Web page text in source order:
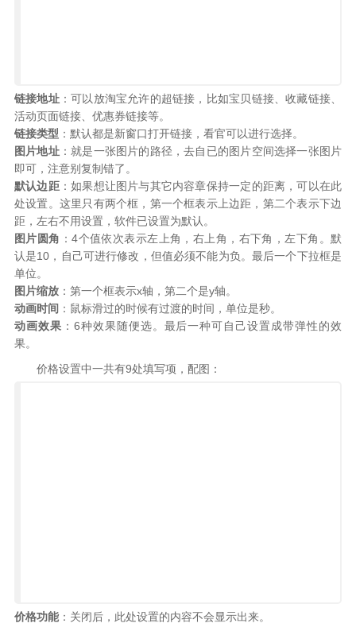
链接地址：可以放淘宝允许的超链接，比如宝贝链接、收藏链接、
活动页面链接、优惠券链接等。
链接类型 ：默认都是新窗口打开链接，看官可以进行选择。
图片地址：就是一张图片的路径，去自已的图片空间选择一张图片
即可，注意别复制错了。
默认边距：如果想让图片与其它内容章保持一定的距离，可以在此
处设置。这里只有两个框，第一个框表示上边距，第二个表示下边
距，左右不用设置，软件已设置为默认。
图片圆角 ：4个值依次表示左上角，右上角，右下角，左下角。默
认是10，自己可进行修改，但值必须不能为负。最后一个下拉框是
单位。
图片缩放 ：第一个框表示x轴，第二个是y轴。
动画时间 ：鼠标滑过的时候有过渡的时间，单位是秒。
动画效果 ：6种效果随便选。最后一种可自己设置成带弹性的效
果。
价格设置中一共有9处填写项，配图：
价格功能：关闭后，此处设置的内容不会显示出来。